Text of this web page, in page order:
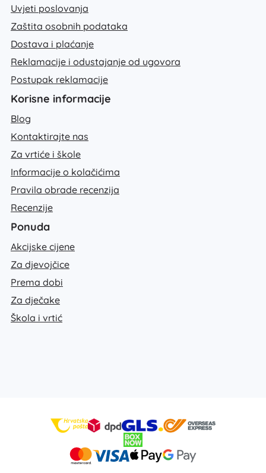
Uvjeti poslovanja
Zaštita osobnih podataka
Dostava i plaćanje
Reklamacije i odustajanje od ugovora
Postupak reklamacije
Korisne informacije
Blog
Kontaktirajte nas
Za vrtiće i škole
Informacije o kolačićima
Pravila obrade recenzija
Recenzije
Ponuda
Akcijske cijene
Za djevojčice
Prema dobi
Za dječake
Škola i vrtić